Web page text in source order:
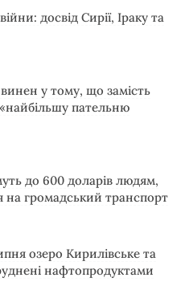
досвід Сирії, Іраку та
у тому, що замість
пательню
до 600 доларів людям,
на громадський транспорт
озеро Кирилівське та
нафтопродуктами